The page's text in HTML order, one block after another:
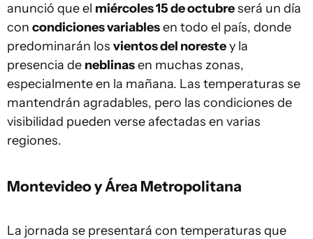
anunció que el miércoles 15 de octubreserá un día
con condiciones variablesen todo el país, donde
predominarán los vientos del norestey la
presencia de neblinasen muchas zonas,
especialmente en la mañana. Las temperaturas se
mantendrán agradables, pero las condiciones de
visibilidad pueden verse afectadas en varias
regiones.
Montevideo y Área Metropolitana
La jornada se presentará con temperaturas que